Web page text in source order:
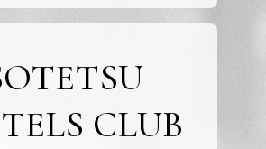
CLUB